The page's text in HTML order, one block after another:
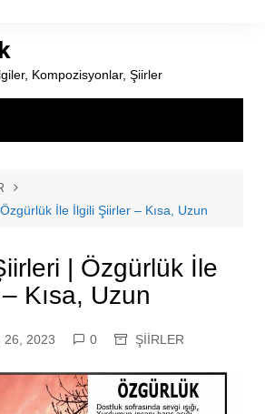
Kompozisyonlar, Şiirler
İle İlgili Şiirler – Kısa, Uzun
| Özgürlük İle
Kısa, Uzun
26, 2023 0 ŞİİRLER